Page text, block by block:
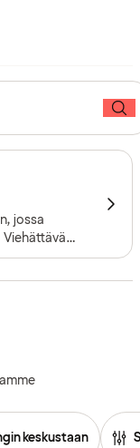
jossa
Viehättävä
ja
keskustaan